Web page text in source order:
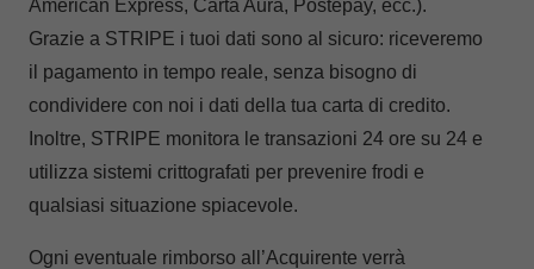
American Express, Carta Aura, Postepay, ecc.).
Grazie a STRIPE i tuoi dati sono al sicuro: riceveremo
il pagamento in tempo reale, senza bisogno di
condividere con noi i dati della tua carta di credito.
Inoltre, STRIPE monitora le transazioni 24 ore su 24 e
utilizza sistemi crittografati per prevenire frodi e
qualsiasi situazione spiacevole.
Ogni eventuale rimborso all’Acquirente verrà